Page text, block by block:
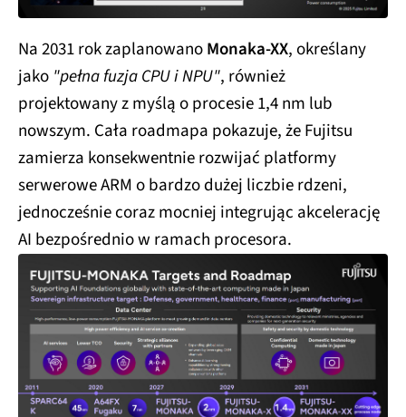
Na 2031 rok zaplanowanoMonaka-XX, określany
jako "pełna fuzja CPU i NPU", również
projektowany z myślą o procesie 1,4 nm lub
nowszym. Cała roadmapa pokazuje, że Fujitsu
zamierza konsekwentnie rozwijać platformy
serwerowe ARM o bardzo dużej liczbie rdzeni,
jednocześnie coraz mocniej integrując akcelerację
AI bezpośrednio w ramach procesora.